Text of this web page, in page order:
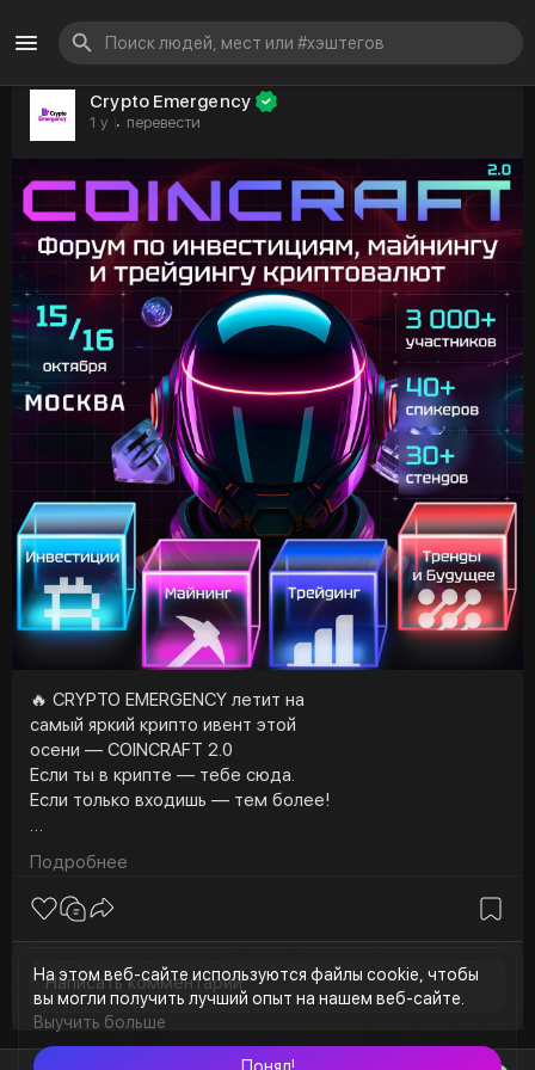
На этом веб-сайте используются файлы cookie, чтобы
вы могли получить лучший опыт на нашем веб-сайте.
Выучить больше
Crypto Emergency
1 y · перевести
🔥 CRYPTO EMERGENCY летит на
самый яркий крипто ивент этой
осени — COINCRAFT 2.0
Если ты в крипте — тебе сюда.
Если только входишь — тем более!
📅 Даты: 15–16 октября
📍 Локация: Москва, VK Stadium
👥 3000+ участников
🎤 40+ спикеров
Почему обязательно нужно быть:
— Самый сильный спикерский состав⚡️
Подробнее